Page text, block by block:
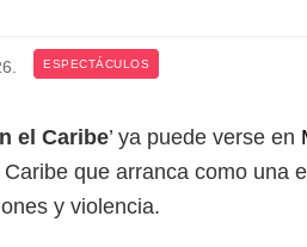
. ESPECTÁCULOS
el Caribe’ ya puede verse en
que arranca como una
y violencia.